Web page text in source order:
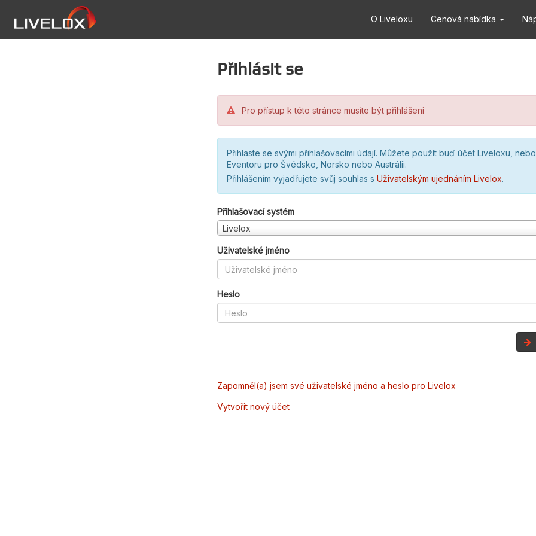
O Liveloxu Cenová nabídka
Přihlásit se
Pro přístup k této stránce musíte být přihlášeni
Přihlaste se svými přihlašovacími údají. Můžete použít buď účet Liveloxu,
Eventoru pro Švédsko, Norsko nebo Austrálii.
Přihlášením vyjadřujete svůj souhlas s Uživatelským ujednáním Livelox.
Přihlašovací systém
Livelox
Uživatelské jméno
Heslo
Zapomněl(a) jsem své uživatelské jméno a heslo pro Livelox
Vytvořit nový účet